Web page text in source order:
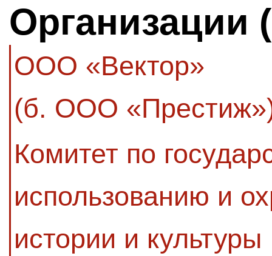
Организации
ООО «Вектор»
(б. ООО
Комитет по
использованию и
истории и культуры